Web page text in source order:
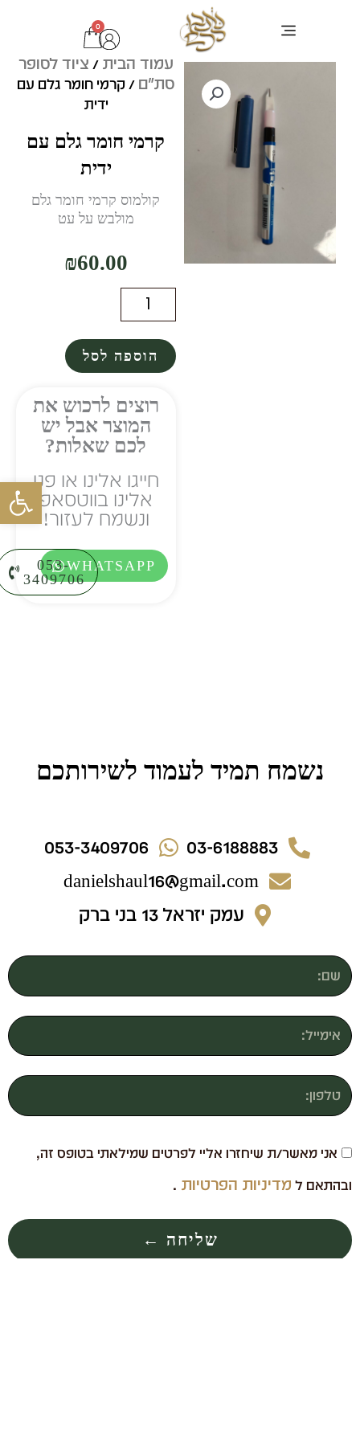
פתח
0
עגלת
קניותעמוד הבית / ציוד לסופר
סת"ם / קרמי חומר גלם עם
ידית
קרמי חומר גלם עם
ידית
קולמוס קרמי חומר גלם
מולבש על עט
₪60.00
כמות
של
קרמי
חומר
גלם
ידית
הוספה לסל
רוצים לרכוש את
המוצר אבל יש
לכם שאלות?
חייגו אלינו או פנו
אלינו בווטסאפ
ונשמח לעזור!
WHATSAPP
053-
3409706⁩
נשמח תמיד לעמוד לשירותכם
03-6188883
053-3409706
danielshaul16@gmail.com
עמק יזראל 13 בני ברק
אני מאשר/ת שיחזרו אליי לפרטים שמילאתי בטופס זה,
ובהתאם ל מדיניות הפרטיות .
שליחה ←